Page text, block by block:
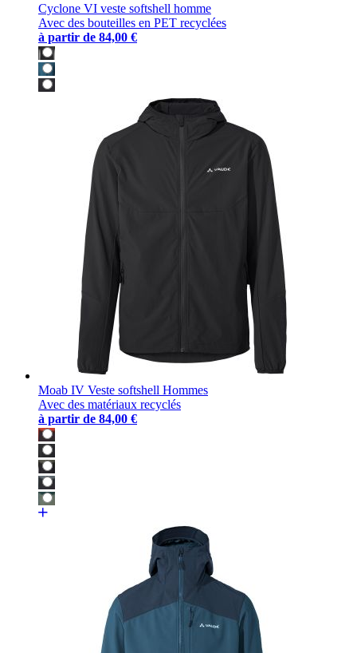
Cyclone VI veste softshell homme
Avec des bouteilles en PET recyclées
à partir de 84,00 €
Moab IV Veste softshell Hommes
Avec des matériaux recyclés
à partir de 84,00 €